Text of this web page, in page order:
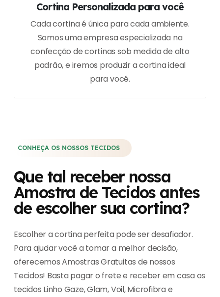
Cortina Personalizada para você
Cada cortina é única para cada ambiente.
Somos uma empresa especializada na
confecção de cortinas sob medida de alto
padrão, e iremos produzir a cortina ideal
para você.
CONHEÇA OS NOSSOS TECIDOS
Que tal receber nossa
Amostra de Tecidos antes
de escolher sua cortina?
Escolher a cortina perfeita pode ser desafiador.
Para ajudar você a tomar a melhor decisão,
oferecemos Amostras Gratuitas de nossos
Tecidos! Basta pagar o frete e receber em casa os
tecidos Linho Gaze, Glam, Voil, Microfibra e